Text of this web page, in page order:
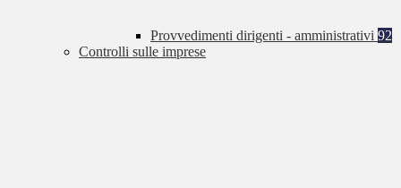
Provvedimenti dirigenti - amministrativi 92
Controlli sulle imprese